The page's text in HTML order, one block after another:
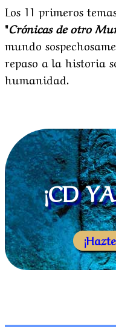
Los 11 primeros
"Crónicas de otro
mundo
repaso a la historia
humanidad.
¡CD